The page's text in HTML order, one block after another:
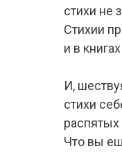
стихи не
Стихии
и в
И,
стихи
Что вы